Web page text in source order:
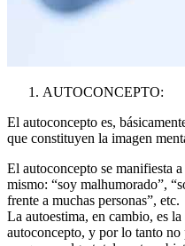
AUTOCONCEPTO:
El autoconcepto es,
que constituyen la imagen
El autoconcepto se manifiesta
mismo: “soy malhumorado”,
frente a muchas personas”, etc.
La autoestima, en cambio, es
autoconcepto, y por lo tanto no